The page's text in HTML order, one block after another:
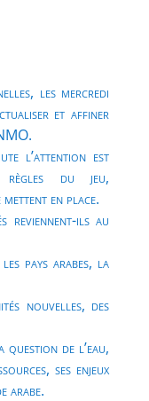
les mercredi
et affiner
l’attention est
règles du jeu,
en place.
reviennent-ils au
les pays arabes, la
nouvelles, des
de l’eau,
ses enjeux
arabe.